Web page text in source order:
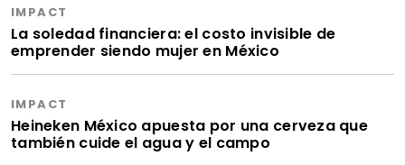
IMPACT
La soledad financiera: el costo invisible de
emprender siendo mujer en México
IMPACT
Heineken México apuesta por una cerveza que
también cuide el agua y el campo